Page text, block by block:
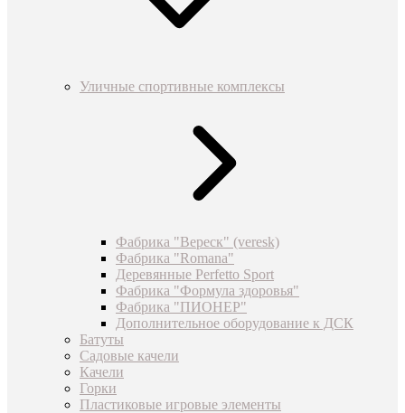
Уличные спортивные комплексы
Фабрика "Вереск" (veresk)
Фабрика "Romana"
Деревянные Perfetto Sport
Фабрика "Формула здоровья"
Фабрика "ПИОНЕР"
Дополнительное оборудование к ДСК
Батуты
Садовые качели
Качели
Горки
Пластиковые игровые элементы